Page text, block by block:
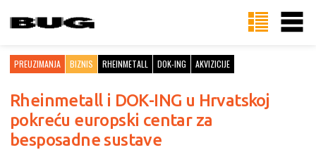
PREUZIMANJA BIZNIS RHEINMETALL DOK-ING AKVIZICIJE
Rheinmetall i DOK-ING u Hrvatskoj
pokreću europski centar za
besposadne sustave